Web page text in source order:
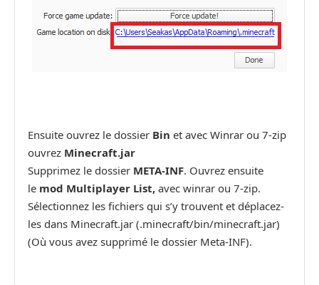
Ensuite ouvrez le dossier Bin et avec Winrar ou 7-zip
ouvrez Minecraft.jar
Supprimez le dossier META-INF. Ouvrez ensuite
le mod Multiplayer List, avec winrar ou 7-zip.
Sélectionnez les fichiers qui s’y trouvent et déplacez-
les dans Minecraft.jar (.minecraft/bin/minecraft.jar)
(Où vous avez supprimé le dossier Meta-INF).